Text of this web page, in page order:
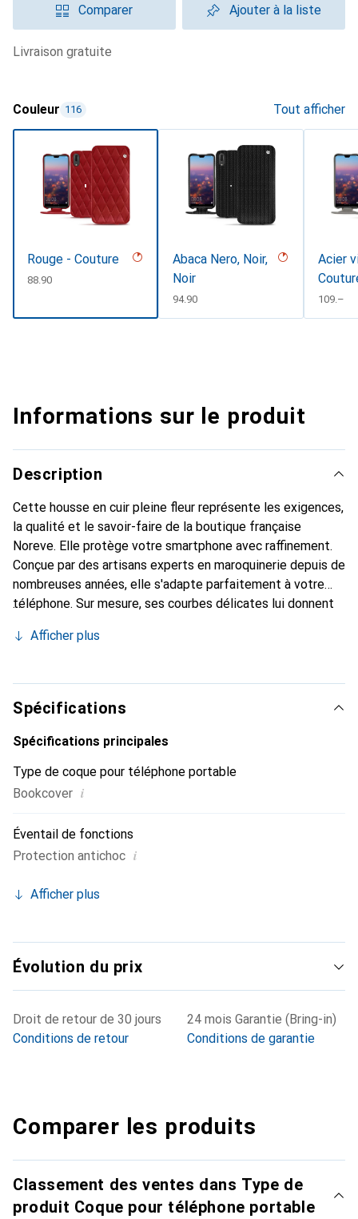
Comparer Ajouter à la liste
livraison gratuite
Couleur 116 Tout afficher
Rouge - Couture
CHF
88.90
Abaca Nero, Noir,
Noir
CHF
94.90
Acier
CHF
109.–
Informations sur le produit
Description
Cette housse en cuir pleine fleur représente les exigences,
la qualité et le savoir-faire de la boutique française
Noreve. Elle protège votre smartphone avec raffinement.
Conçue par des artisans experts en maroquinerie depuis de
nombreuses années, elle s'adapte parfaitement à votre
téléphone. Sur mesure, ses courbes délicates lui donnent
élégant et indispensable pour votre smartphone.
qualité, la marque Noreve est un choix sûr pour une
clientèle exigeante.
Afficher plus
Spécifications
Spécifications principales
Type de coque pour téléphone portable
Bookcover i
Éventail de fonctions
Protection antichoc i
Afficher plus
Évolution du prix
Droit de retour de 30 jours
Conditions de retour
24 mois Garantie (Bring-in)
Conditions de garantie
Comparer les produits
Classement des ventes dans Type de
produit Coque pour téléphone portable